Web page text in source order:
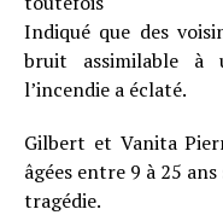
Indiqué que des
bruit assimilable à
l’incendie a éclaté.
Gilbert et Vanita
âgées entre 9 à 25
tragédie.